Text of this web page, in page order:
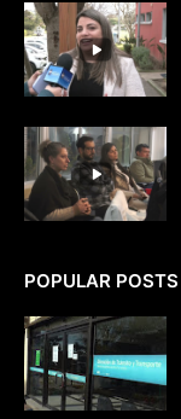
POPULAR POSTS